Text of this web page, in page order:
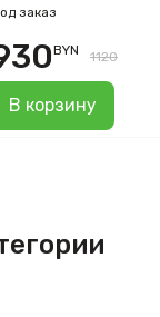
заказ
В корзину
BYN 1120